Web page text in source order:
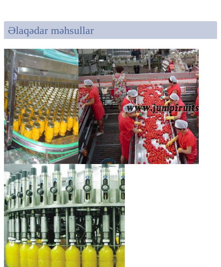
Əlaqədar məhsullar